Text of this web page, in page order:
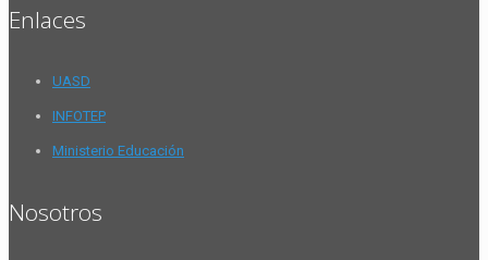
Enlaces
UASD
INFOTEP
Ministerio Educación
Nosotros